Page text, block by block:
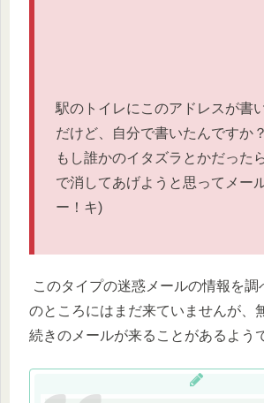
駅のトイレにこのアドレスが書
だけど、
自分で書いたんですか？
もし誰かのイタズラとかだった
で消してあげようと思ってメー
ー！キ)
このタイプの迷惑メールの情報を調
のところにはまだ来ていませんが、
続きのメールが来ることがあるよう